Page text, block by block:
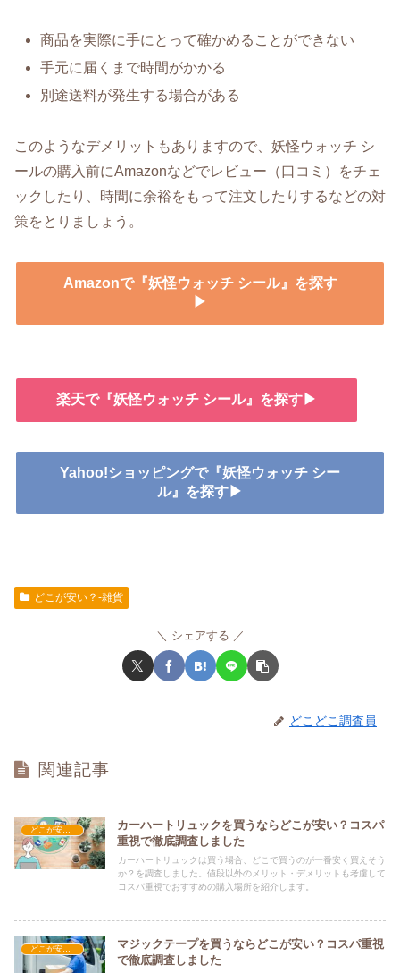
商品を実際に手にとって確かめることができない
手元に届くまで時間がかかる
別途送料が発生する場合がある
このようなデメリットもありますので、妖怪ウォッチ シ
ールの購入前にAmazonなどでレビュー（口コミ）をチェ
ックしたり、時間に余裕をもって注文したりするなどの対
策をとりましょう。
Amazonで『妖怪ウォッチ シール』を探す
▶
楽天で『妖怪ウォッチ シール』を探す▶
Yahoo!ショッピングで『妖怪ウォッチ シー
ル』を探す▶
どこが安い？-雑貨
シェアする
どこどこ調査員
関連記事
カーハートリュックを買うならどこが安い？コスパ
重視で徹底調査しました
カーハートリュックは買う場合、どこで買うのが一番安く買えそう
か？を調査しました。値段以外のメリット・デメリットも考慮して
コスパ重視でおすすめの購入場所を紹介します。
マジックテープを買うならどこが安い？コスパ重視
で徹底調査しました